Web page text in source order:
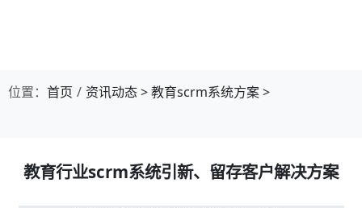
位置： 首页 资讯动态>教育scrm系统方案>
教育行业scrm系统引新、留存客户解决方案